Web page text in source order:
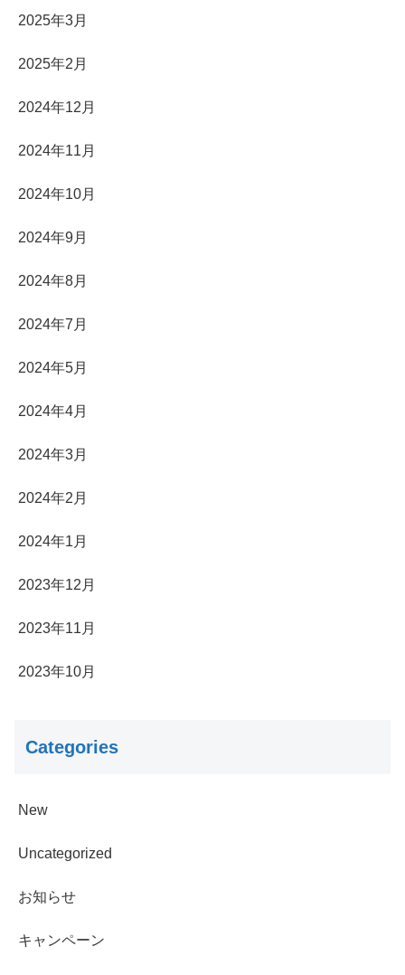
2025年3月
2025年2月
2024年12月
2024年11月
2024年10月
2024年9月
2024年8月
2024年7月
2024年5月
2024年4月
2024年3月
2024年2月
2024年1月
2023年12月
2023年11月
2023年10月
Categories
New
Uncategorized
お知らせ
キャンペーン